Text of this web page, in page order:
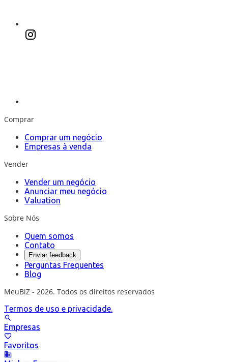
Comprar
Comprar um negócio
Empresas à venda
Vender
Vender um negócio
Anunciar meu negócio
Valuation
Sobre Nós
Quem somos
Contato
Enviar feedback
Perguntas Frequentes
Blog
MeuBiZ - 2026. Todos os direitos reservados
Termos de uso e privacidade.
Empresas
Favoritos